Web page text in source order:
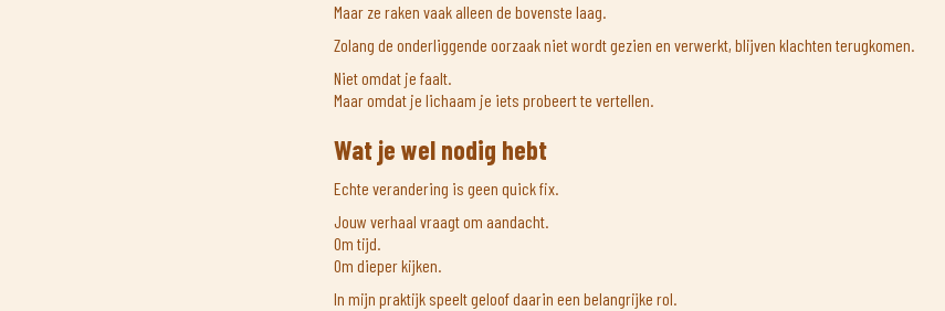
Maar ze raken vaak alleen de bovenste laag.
Zolang de onderliggende oorzaak niet wordt gezien en verwerkt, blijven klachten terugkomen.
Niet omdat je faalt.
Maar omdat je lichaam je iets probeert te vertellen.
Wat je wel nodig hebt
Echte verandering is geen quick fix.
Jouw verhaal vraagt om aandacht.
Om tijd.
Om dieper kijken.
In mijn praktijk speelt geloof daarin een belangrijke rol.